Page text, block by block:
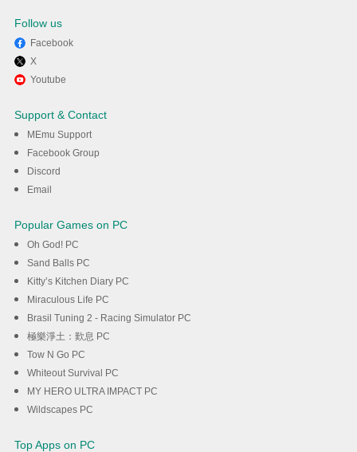
Follow us
Facebook
X
Youtube
Support & Contact
MEmu Support
Facebook Group
Discord
Email
Popular Games on PC
Oh God! PC
Sand Balls PC
Kitty’s Kitchen Diary PC
Miraculous Life PC
Brasil Tuning 2 - Racing Simulator PC
極樂淨土：歎息 PC
Tow N Go PC
Whiteout Survival PC
MY HERO ULTRA IMPACT PC
Wildscapes PC
Top Apps on PC